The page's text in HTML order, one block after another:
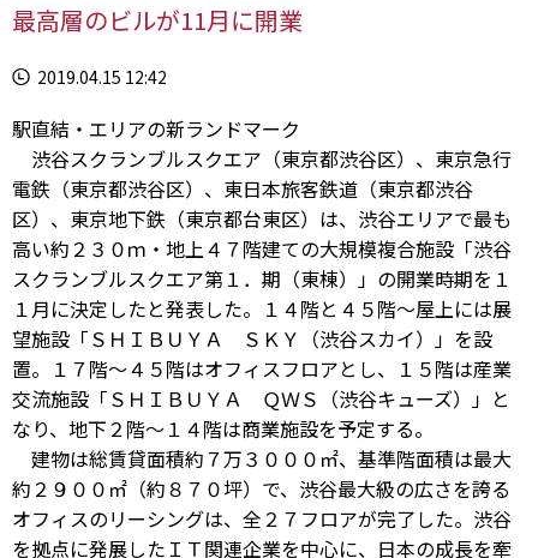
最高層のビルが11月に開業
2019.04.15 12:42
駅直結・エリアの新ランドマーク
渋谷スクランブルスクエア（東京都渋谷区）、東京急行
電鉄（東京都渋谷区）、東日本旅客鉄道（東京都渋谷
区）、東京地下鉄（東京都台東区）は、渋谷エリアで最も
高い約２３０ｍ・地上４７階建ての大規模複合施設「渋谷
スクランブルスクエア第１．期（東棟）」の開業時期を１
１月に決定したと発表した。１４階と４５階～屋上には展
望施設「ＳＨＩＢＵＹＡ ＳＫＹ（渋谷スカイ）」を設
置。１７階～４５階はオフィスフロアとし、１５階は産業
交流施設「ＳＨＩＢＵＹＡ ＱＷＳ（渋谷キューズ）」と
なり、地下２階～１４階は商業施設を予定する。
建物は総賃貸面積約７万３０００㎡、基準階面積は最大
約２９００㎡（約８７０坪）で、渋谷最大級の広さを誇る
オフィスのリーシングは、全２７フロアが完了した。渋谷
を拠点に発展したＩＴ関連企業を中心に、日本の成長を牽